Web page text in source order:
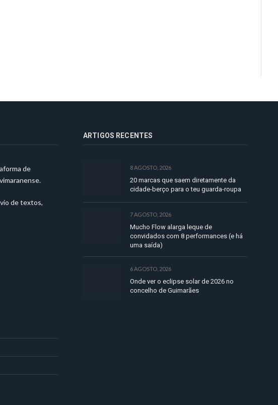
de
de textos,
ARTIGOS RECENTES
8 AGOSTO, 2026
20 marcas que saem diretamente da
cidade-berço para o teu guarda-roupa
7 AGOSTO, 2026
Mucho Flow alarga leque de
convidados com 8 performances (e há
uma saída)
6 AGOSTO, 2026
Onde ver o eclipse solar de 2026 no
concelho de Guimarães